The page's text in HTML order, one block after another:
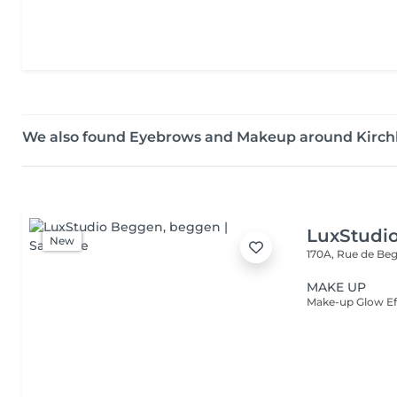
We also found Eyebrows and Makeup around
New
170A, Rue de
MAKE UP